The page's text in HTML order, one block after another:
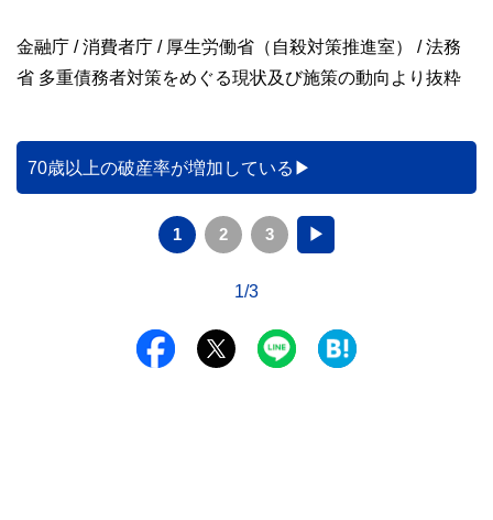
金融庁 / 消費者庁 / 厚生労働省（自殺対策推進室） / 法務
省 多重債務者対策をめぐる現状及び施策の動向より抜粋
70歳以上の破産率が増加している
1 2 3 ▶
1/3